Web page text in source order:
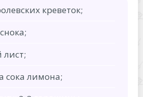
креветок;
сока лимона;